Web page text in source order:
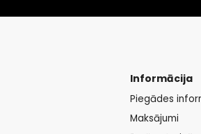
Informācija
Piegādes
Maksājumi